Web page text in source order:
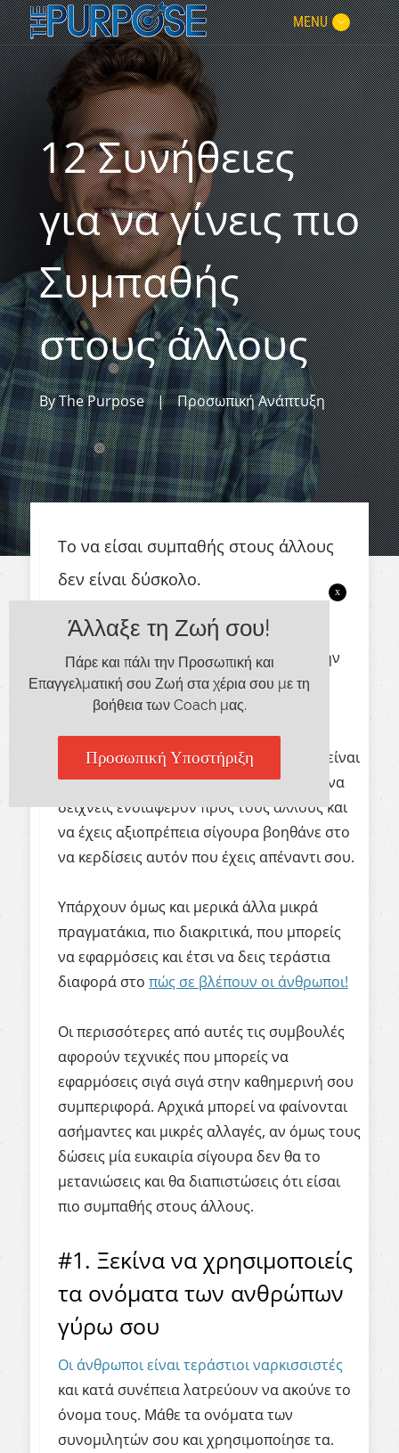
MENU
12 Συνήθειες
για να γίνεις πιο
Συμπαθής
στους άλλους
ByThe Purpose | Προσωπική Ανάπτυξη
Το να είσαι συμπαθής στους άλλους
δεν είναι δύσκολο.
Όλους μας ενδιαφέρει τι σκέφτονται οι
άλλοι άνθρωποι για εμάς (άσχετα αν στην
εφηβεία μας, ως σωστοί επαναστάτες,
παριστάναμε το αντίθετο).
Οι βασικοί λόγοι για να είσαι συμπαθής είναι
σε όλους προφανείς. Το να είσαι καλός, να
δείχνεις ενδιαφέρον προς τους άλλους και
να έχεις αξιοπρέπεια σίγουρα βοηθάνε στο
να κερδίσεις αυτόν που έχεις απέναντι σου.
Υπάρχουν όμως και μερικά άλλα μικρά
πραγματάκια, πιο διακριτικά, που μπορείς
να εφαρμόσεις και έτσι να δεις τεράστια
διαφορά στο πώς σε βλέπουν οι άνθρωποι!
Οι περισσότερες από αυτές τις συμβουλές
αφορούν τεχνικές που μπορείς να
εφαρμόσεις σιγά σιγά στην καθημερινή σου
συμπεριφορά. Αρχικά μπορεί να φαίνονται
ασήμαντες και μικρές αλλαγές, αν όμως τους
δώσεις μία ευκαιρία σίγουρα δεν θα το
μετανιώσεις και θα διαπιστώσεις ότι είσαι
πιο συμπαθής στους άλλους.
#1. Ξεκίνα να χρησιμοποιείς
τα ονόματα των ανθρώπων
γύρω σου
Οι άνθρωποι είναι τεράστιοι ναρκισσιστές
και κατά συνέπεια λατρεύουν να ακούνε το
όνομα τους. Μάθε τα ονόματα των
συνομιλητών σου και χρησιμοποίησε τα.
Άλλαξε τη Ζωή σου!
Πάρε και πάλι την Προσωπική και
Επαγγελματική σου Ζωή στα χέρια σου με τη
βοήθεια των Coach μας.
Προσωπική Υποστήριξη
x